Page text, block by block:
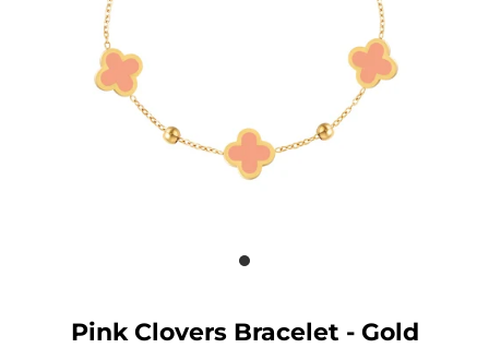
Pink Clovers Bracelet - Gold